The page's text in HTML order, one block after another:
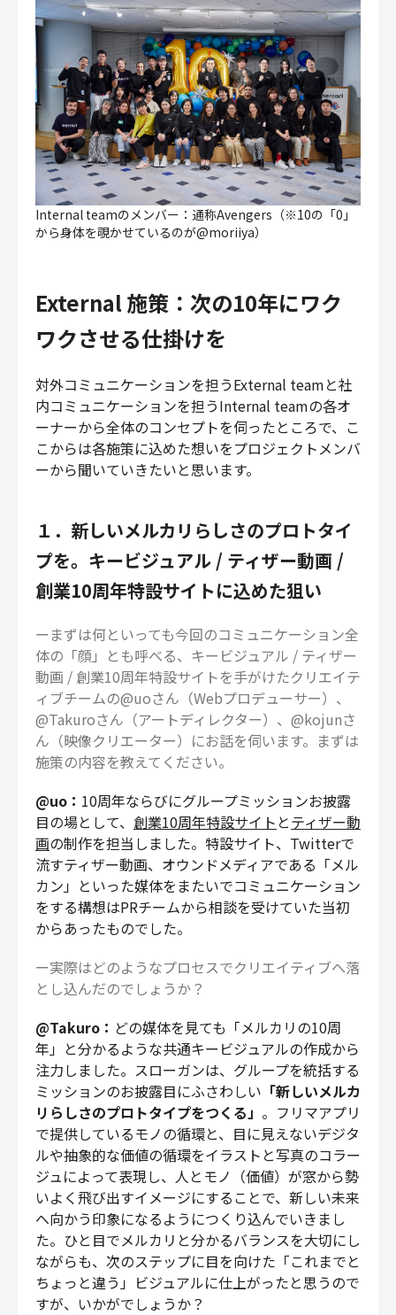
Internal teamのメンバー：通称Avengers（※10の「0」
から身体を覗かせているのが@moriiya）
External 施策：次の10年にワク
ワクさせる仕掛けを
対外コミュニケーションを担うExternal teamと社
内コミュニケーションを担うInternal teamの各オ
ーナーから全体のコンセプトを伺ったところで、こ
こからは各施策に込めた想いをプロジェクトメンバ
ーから聞いていきたいと思います。
１．新しいメルカリらしさのプロトタイ
プを。キービジュアル / ティザー動画 /
創業10周年特設サイトに込めた狙い
ーまずは何といっても今回のコミュニケーション全
体の「顔」とも呼べる、キービジュアル / ティザー
動画 / 創業10周年特設サイトを手がけたクリエイテ
ィブチームの@uoさん（Webプロデューサー）、
@Takuroさん（アートディレクター）、@kojunさ
ん（映像クリエーター）にお話を伺います。まずは
施策の内容を教えてください。
@uo： 10周年ならびにグループミッションお披露
目の場として、 創業10周年特設サイト とティザー動
画の制作を担当しました。特設サイト、Twitterで
流すティザー動画、オウンドメディアである「メル
カン」といった媒体をまたいでコミュニケーション
をする構想はPRチームから相談を受けていた当初
からあったものでした。
ー実際はどのようなプロセスでクリエイティブへ落
とし込んだのでしょうか？
@Takuro： どの媒体を見ても「メルカリの10周
年」と分かるような共通キービジュアルの作成から
注力しました。スローガンは、グループを統括する
ミッションのお披露目にふさわしい 「新しいメルカ
リらしさのプロトタイプをつくる」 。フリマアプリ
で提供しているモノの循環と、目に見えないデジタ
ルや抽象的な価値の循環をイラストと写真のコラー
ジュによって表現し、人とモノ（価値）が窓から勢
いよく飛び出すイメージにすることで、新しい未来
へ向かう印象になるようにつくり込んでいきまし
た。ひと目でメルカリと分かるバランスを大切にし
ながらも、次のステップに目を向けた「これまでと
ちょっと違う」ビジュアルに仕上がったと思うので
すが、いかがでしょうか？